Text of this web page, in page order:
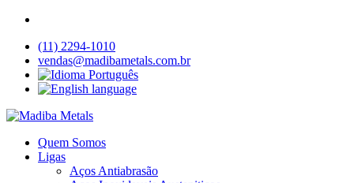
(11) 2294-1010
vendas@madibametals.com.br
Quem Somos
Ligas
Aços Antiabrasão